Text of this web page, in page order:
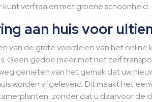
verfraaien met groene schoonheid.
aan huis voor
van de grote voordelen van het
Geen gedoe meer met het zelf
genieten van het gemak dat uw
worden afgeleverd. Dit maakt het
zonder dat u daarvoor de